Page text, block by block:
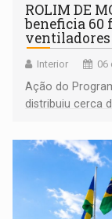
ROLIM DE
beneficia 60
Interior 06
Ação do
distribuiu cerca
comunidade